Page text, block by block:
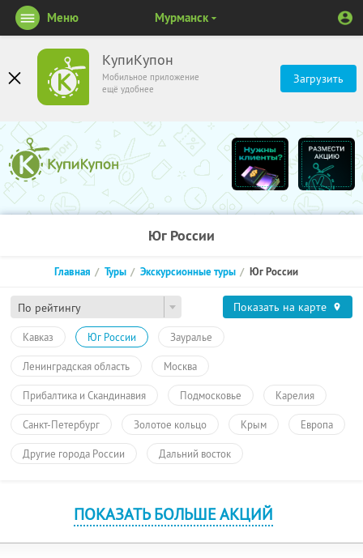
КупиКупон
Мобильное приложение
ещё удобнее
Загрузить
Меню Мурманск
Юг России
По рейтингу
Главная Туры Экскурсионные туры Юг России
Показать на карте
Кавказ Юг России Зауралье
Ленинградская область Москва
Прибалтика и Скандинавия Подмосковье Карелия
Санкт-Петербург Золотое кольцо Крым Европа
Другие города России Дальний восток
ПОКАЗАТЬ БОЛЬШЕ АКЦИЙ